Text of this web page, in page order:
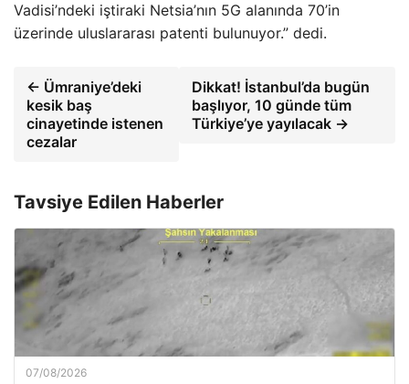
Vadisi’ndeki iştiraki Netsia’nın 5G alanında 70’in
üzerinde uluslararası patenti bulunuyor.” dedi.
← Ümraniye’deki
kesik baş
cinayetinde istenen
cezalar
Dikkat! İstanbul’da bugün
başlıyor, 10 günde tüm
Türkiye’ye yayılacak →
Tavsiye Edilen Haberler
07/08/2026